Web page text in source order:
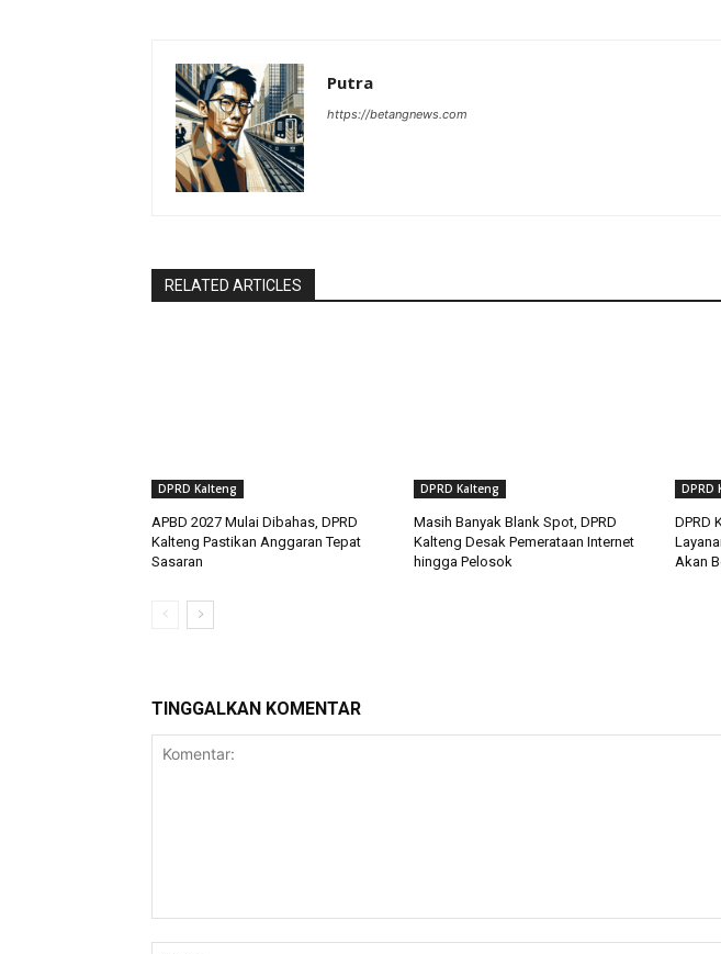
Putra
https://betangnews.com
RELATED ARTICLES
DPRD Kalteng
APBD 2027 Mulai Dibahas, DPRD
Kalteng Pastikan Anggaran Tepat
Sasaran
DPRD Kalteng
Masih Banyak Blank Spot, DPRD
Kalteng Desak Pemerataan Internet
hingga Pelosok
DPRD
DPRD
Akan
TINGGALKAN KOMENTAR